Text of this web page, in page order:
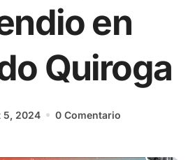
en
Quiroga
5, 2024 0 Comentario